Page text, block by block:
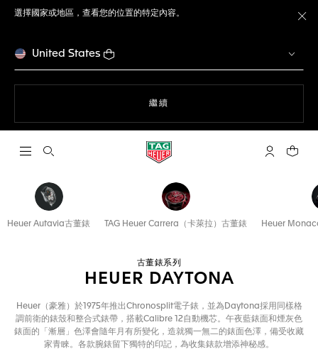
選擇國家或地區，查看您的位置的特定內容。
United States
繼續
開啟搜尋 「我的TAG
您的
Heuer Autavia古董錶 TAG Heuer Carrera（卡萊拉）古董錶 Heuer
古董錶系列
HEUER DAYTONA
Heuer（豪雅）於1975年推出Chronosplit電子錶，並為Daytona採用同樣格
調前衛的錶殼和整合式錶帶，搭載Calibre 12自動機芯。午夜藍錶面和煙灰色
錶面的「漸層」色澤會隨年月有所變化，造就獨一無二的錶面色澤，備受收藏
家青睞。各款腕錶留下獨特的印記，為收集錶款增添神秘感。